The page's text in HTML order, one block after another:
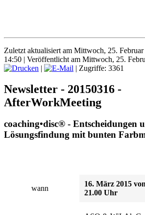
Zuletzt aktualisiert am Mittwoch, 25.
14:50 | Veröffentlicht am Mittwoch, 25.
|
| Zugriffe: 3361
Newsletter - 20150316 -
AfterWorkMeeting
coaching•disc® - Entscheidungen
Lösungsfindung mit bunten
wann
16. März 2015
21.00 Uhr